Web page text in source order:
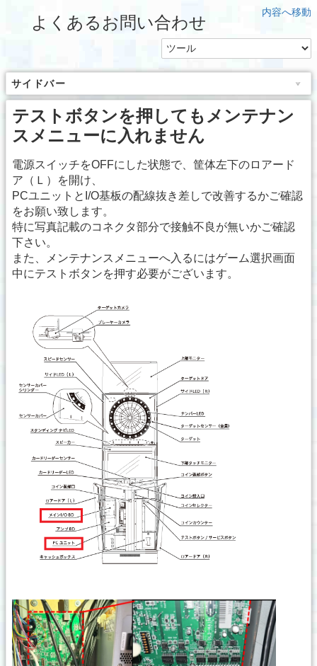
内容へ移動
よくあるお問い合わせ
サイドバー
テストボタンを押してもメンテナン
スメニューに入れません
電源スイッチをOFFにした状態で、筐体左下のロアード
ア（Ｌ）を開け、
PCユニットとI/O基板の配線抜き差しで改善するかご確認
をお願い致します。
特に写真記載のコネクタ部分で接触不良が無いかご確認
下さい。
また、メンテナンスメニューへ入るにはゲーム選択画面
中にテストボタンを押す必要がございます。